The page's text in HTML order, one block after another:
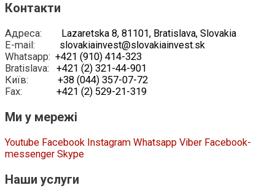
Контакти
Адреса: Lazaretska 8, 81101, Bratislava, Slovakia
E-mail: slovakiainvest@slovakiainvest.sk
Whatsapp: +421 (910) 414-323
Bratislava: +421 (2) 321-44-901
Київ: +38 (044) 357-07-72
Fax: +421 (2) 529-21-319
Ми у мережі
Youtube Facebook Instagram Whatsapp Viber Facebook-
messenger Skype
Наши услуги